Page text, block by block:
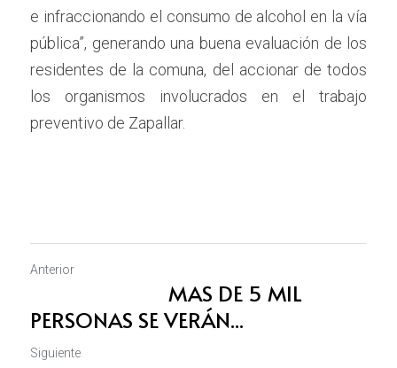
e infraccionando el consumo de alcohol en la vía
pública”, generando una buena evaluación de los
residentes de la comuna, del accionar de todos
los organismos involucrados en el trabajo
preventivo de Zapallar.
Anterior
MAS DE 5 MIL
PERSONAS SE VERÁN...
Siguiente